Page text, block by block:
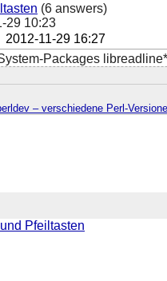
(6 answers)
29 10:23
2012-11-29 16:27
Packages
– verschiedene Perl-
Pfeiltasten